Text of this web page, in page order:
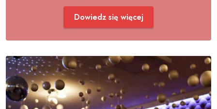
Dowiedz się więcej